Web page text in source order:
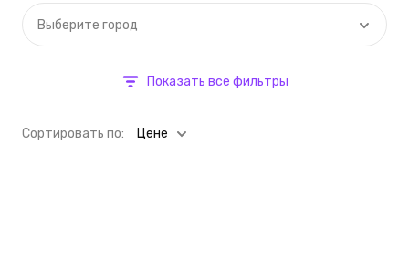
Выберите город
Показать все фильтры
Cортировать по: Цене